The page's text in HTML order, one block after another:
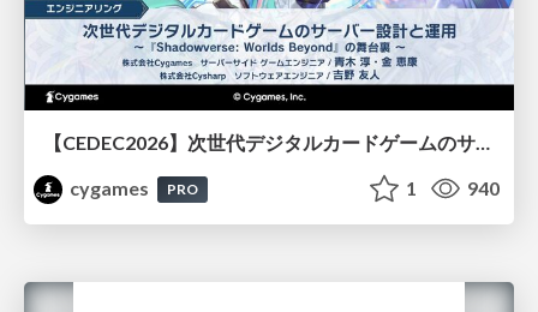
【CEDEC2026】次世代デジタルカードゲームのサーバー設計と運用 〜『Shadowverse: Worlds Beyond』の舞台裏～
cygames
PRO 1 940